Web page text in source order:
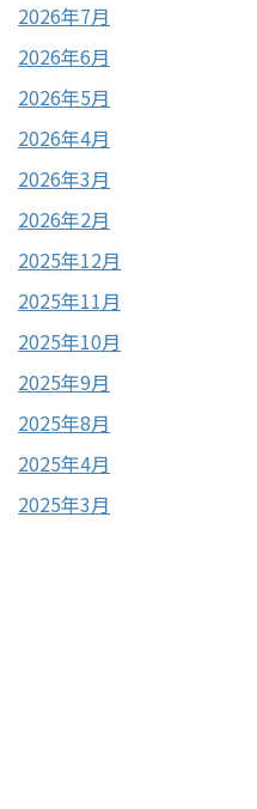
2026年7月
2026年6月
2026年5月
2026年4月
2026年3月
2026年2月
2025年12月
2025年11月
2025年10月
2025年9月
2025年8月
2025年4月
2025年3月